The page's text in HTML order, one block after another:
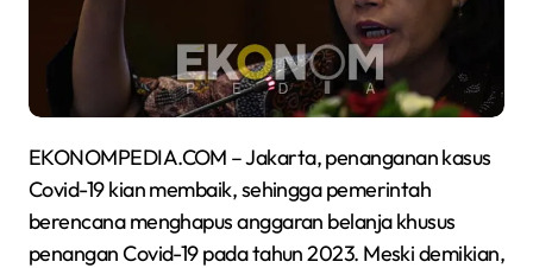
EKONOMPEDIA.COM – Jakarta, penanganan kasus
Covid-19 kian membaik, sehingga pemerintah
berencana menghapus anggaran belanja khusus
penangan Covid-19 pada tahun 2023. Meski demikian,